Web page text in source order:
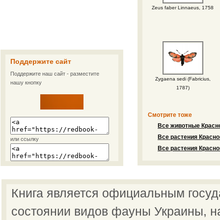
Поддержите сайт
Поддержите наш сайт - разместите
нашу кнопку
или ссылку
Zeus faber Linnaeus, 1758
Zygaena sedi (Fabricius,
1787)
Смотрите тоже
Все животные
Все растения
Все растения
Книга является официальным
состоянии видов фауны Украины,